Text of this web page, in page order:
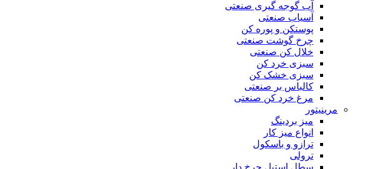
آب گوجه گیری صنعتی
آسیاب صنعتی
پوستکن و پوره کن
چرخ گوشت صنعتی
خلال کن صنعتی
سبزی خرد کن
سبزی خشک کن
کالباس بر صنعتی
مرغ خرد کن صنعتی
مرینیتور
میز بردینگ
انواع میز کار
ترازو و باسکول
ترولی
سطل استیل چرخ دار